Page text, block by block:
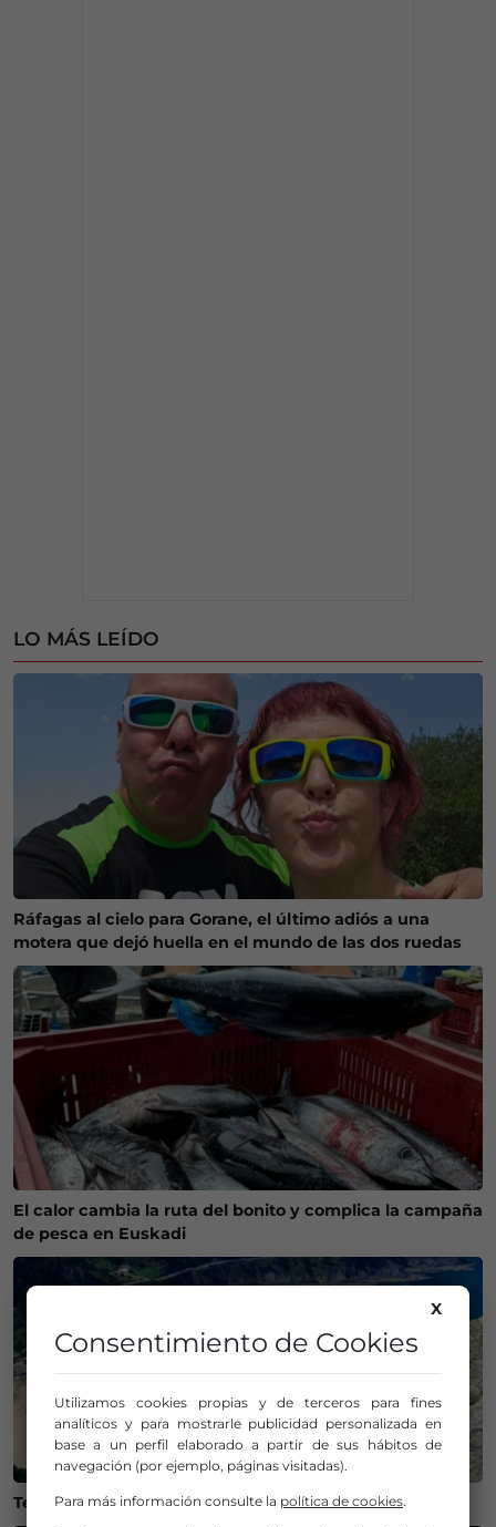
LO MÁS LEÍDO
Ráfagas al cielo para Gorane, el último adiós a una
motera que dejó huella en el mundo de las dos ruedas
El calor cambia la ruta del bonito y complica la campaña
de pesca en Euskadi
Temperaturas históricas del agua en el Mar Cantábrico
X
Consentimiento de Cookies
Utilizamos cookies propias y de terceros para fines
analíticos y para mostrarle publicidad personalizada en
base a un perfil elaborado a partir de sus hábitos de
navegación (por ejemplo, páginas visitadas).
Para más información consulte la política de cookies.